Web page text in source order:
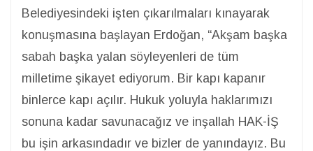
Belediyesindeki işten çıkarılmaları kınayarak
konuşmasına başlayan Erdoğan, “Akşam başka
sabah başka yalan söyleyenleri de tüm
milletime şikayet ediyorum. Bir kapı kapanır
binlerce kapı açılır. Hukuk yoluyla haklarımızı
sonuna kadar savunacağız ve inşallah HAK-İŞ
bu işin arkasındadır ve bizler de yanındayız. Bu